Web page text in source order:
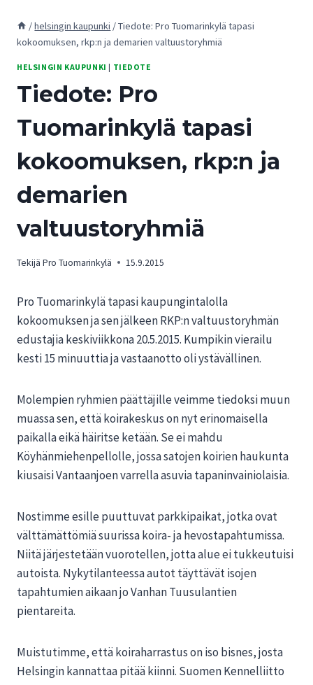
/helsingin kaupunki /Tiedote: Pro Tuomarinkylä tapasi
kokoomuksen, rkp:n ja demarien valtuustoryhmiä
HELSINGIN KAUPUNKI | TIEDOTE
Tiedote: Pro
Tuomarinkylä tapasi
kokoomuksen, rkp:n ja
demarien
valtuustoryhmiä
Tekijä Pro Tuomarinkylä 15.9.2015
Pro Tuomarinkylä tapasi kaupungintalolla
kokoomuksen ja sen jälkeen RKP:n valtuustoryhmän
edustajia keskiviikkona 20.5.2015. Kumpikin vierailu
kesti 15 minuuttia ja vastaanotto oli ystävällinen.
Molempien ryhmien päättäjille veimme tiedoksi muun
muassa sen, että koirakeskus on nyt erinomaisella
paikalla eikä häiritse ketään. Se ei mahdu
Köyhänmiehenpellolle, jossa satojen koirien haukunta
kiusaisi Vantaanjoen varrella asuvia tapaninvainiolaisia.
Nostimme esille puuttuvat parkkipaikat, jotka ovat
välttämättömiä suurissa koira- ja hevostapahtumissa.
Niitä järjestetään vuorotellen, jotta alue ei tukkeutuisi
autoista. Nykytilanteessa autot täyttävät isojen
tapahtumien aikaan jo Vanhan Tuusulantien
pientareita.
Muistutimme, että koiraharrastus on iso bisnes, josta
Helsingin kannattaa pitää kiinni. Suomen Kennelliitto